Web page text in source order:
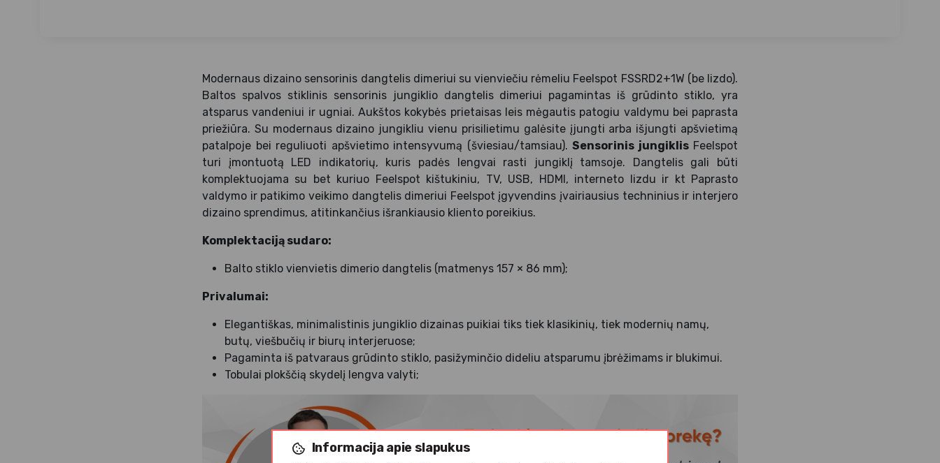
Informacija apie slapukus
Modernaus dizaino sensorinis dangtelis dimeriui su vienviečiu rėmeliu Feelspot FSSRD2+1W (be lizdo).
Baltos spalvos stiklinis sensorinis jungiklio dangtelis dimeriui pagamintas iš grūdinto stiklo, yra
atsparus vandeniui ir ugniai. Aukštos kokybės prietaisas leis mėgautis patogiu valdymu bei paprasta
priežiūra. Su modernaus dizaino jungikliu vienu prisilietimu galėsite įjungti arba išjungti apšvietimą
patalpoje bei reguliuoti apšvietimo intensyvumą (šviesiau/tamsiau). Sensorinis jungiklisFeelspot
turi įmontuotą LED indikatorių, kuris padės lengvai rasti jungiklį tamsoje. Dangtelis gali būti
komplektuojama su bet kuriuo Feelspot kištukiniu, TV, USB, HDMI, interneto lizdu ir kt Paprasto
valdymo ir patikimo veikimo dangtelis dimeriui Feelspot įgyvendins įvairiausius techninius ir interjero
dizaino sprendimus, atitinkančius išrankiausio kliento poreikius.
Komplektaciją sudaro:
Balto stiklo vienvietis dimerio dangtelis (matmenys 157 × 86 mm);
Privalumai:
Elegantiškas, minimalistinis jungiklio dizainas puikiai tiks tiek klasikinių, tiek modernių namų,
butų, viešbučių ir biurų interjeruose;
Pagaminta iš patvaraus grūdinto stiklo, pasižyminčio dideliu atsparumu įbrėžimams ir blukimui.
Tobulai plokščią skydelį lengva valyti;